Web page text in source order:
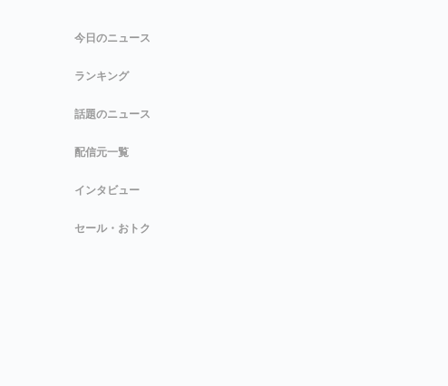
今日のニュース
ランキング
話題のニュース
配信元一覧
インタビュー
セール・おトク